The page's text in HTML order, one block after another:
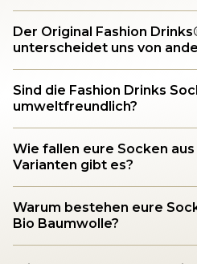
Der Original Fashion
unterscheidet uns von
Sind die Fashion Drinks
umweltfreundlich?
Wie fallen eure Socken
Varianten gibt es?
Warum bestehen eure
Bio Baumwolle?